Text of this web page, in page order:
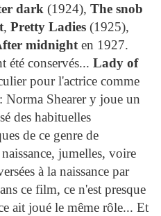
dark (1924), The snob
, Pretty Ladies (1925),
midnight en 1927.
été conservés... Lady of
pour l'actrice comme
Norma Shearer y joue un
des habituelles
de ce genre de
jumelles, voire
à la naissance par
ce film, ce n'est presque
ait joué le même rôle... Et